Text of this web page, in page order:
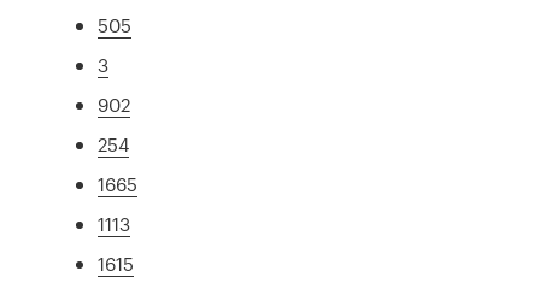
505
3
902
254
1665
1113
1615